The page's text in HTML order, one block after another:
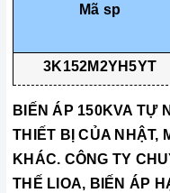
Mã sp
3K152M2YH5YT
BIẾN ÁP 150KVA TỰ
THIẾT BỊ CỦA NHẬT,
KHÁC. CÔNG TY
THẾ LIOA, BIẾN ÁP